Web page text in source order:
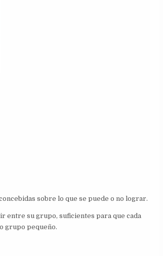
sobre lo que se puede o no lograr.
entre su grupo, suficientes para que cada
grupo pequeño.